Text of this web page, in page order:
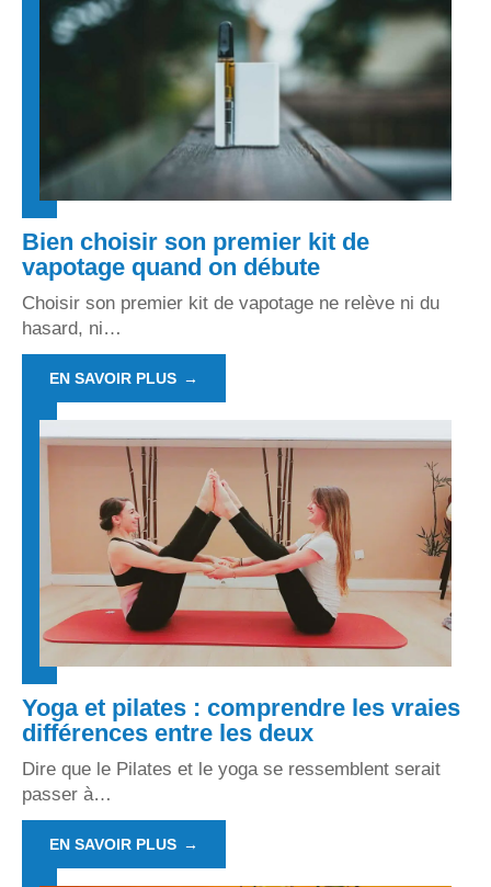
Bien choisir son premier kit de
vapotage quand on débute
Choisir son premier kit de vapotage ne relève ni du
hasard, ni…
EN SAVOIR PLUS
Yoga et pilates : comprendre les vraies
différences entre les deux
Dire que le Pilates et le yoga se ressemblent serait
passer à…
EN SAVOIR PLUS